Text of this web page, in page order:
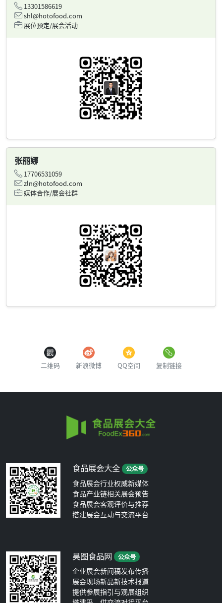
13301586619
shl@hotofood.com
展位预定/展会活动
张丽娜
17706531059
zln@hotofood.com
媒体合作/展会社群
二维码 新浪微博 QQ空间 复制链接
食品展会大全 公众号
食品展会行业权威新媒体
食品产业链相关展会预告
食品展会客观评价与推荐
搭建展会互动与交流平台
昊图食品网 公众号
企业展会新闻稿发布传播
展会现场新品新技术报道
提供参展指引与观展组织